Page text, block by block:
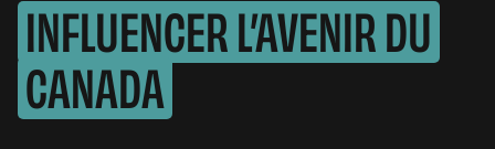
INFLUENCER L’AVENIR DU
CANADA